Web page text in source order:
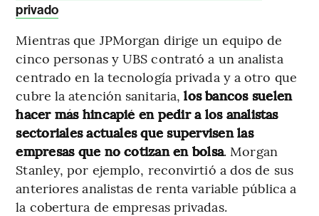
privado
Mientras que JPMorgan dirige un equipo de
cinco personas y UBS contrató a un analista
centrado en la tecnología privada y a otro que
cubre la atención sanitaria,los bancos suelen
hacer más hincapié en pedir a los analistas
sectoriales actuales que supervisen las
empresas que no cotizan en bolsa. Morgan
Stanley, por ejemplo, reconvirtió a dos de sus
anteriores analistas de renta variable pública a
la cobertura de empresas privadas.